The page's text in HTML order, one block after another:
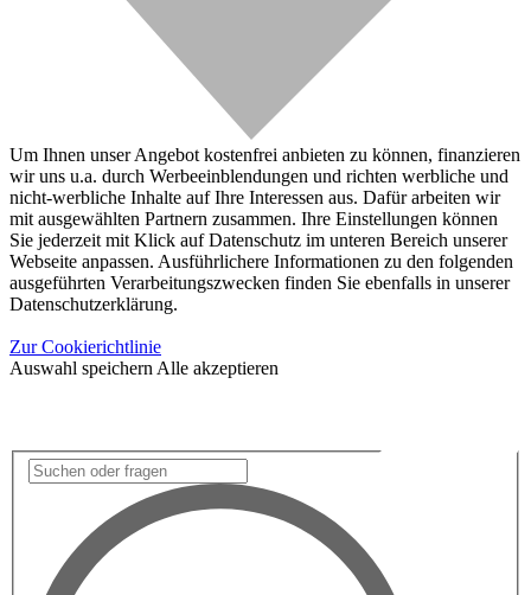
Um Ihnen unser Angebot kostenfrei anbieten zu können, finanzieren
wir uns u.a. durch Werbeeinblendungen und richten werbliche und
nicht-werbliche Inhalte auf Ihre Interessen aus. Dafür arbeiten wir
mit ausgewählten Partnern zusammen. Ihre Einstellungen können
Sie jederzeit mit Klick auf Datenschutz im unteren Bereich unserer
Webseite anpassen. Ausführlichere Informationen zu den folgenden
ausgeführten Verarbeitungszwecken finden Sie ebenfalls in unserer
Datenschutzerklärung.
Zur Cookierichtlinie
Auswahl speichern Alle akzeptieren